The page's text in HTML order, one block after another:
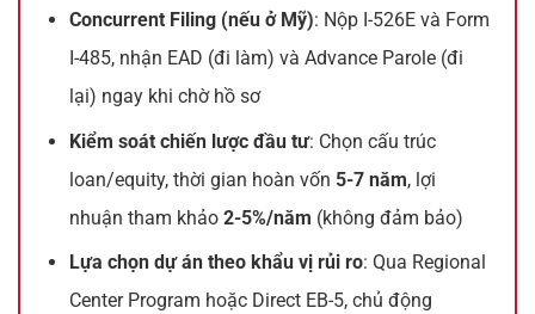
Concurrent Filing (nếu ở Mỹ): Nộp I-526E và Form
I-485, nhận EAD (đi làm) và Advance Parole (đi
lại) ngay khi chờ hồ sơ
Kiểm soát chiến lược đầu tư: Chọn cấu trúc
loan/equity, thời gian hoàn vốn 5-7 năm, lợi
nhuận tham khảo2-5%/năm (không đảm bảo)
Lựa chọn dự án theo khẩu vị rủi ro: Qua Regional
Center Program hoặc Direct EB-5, chủ động